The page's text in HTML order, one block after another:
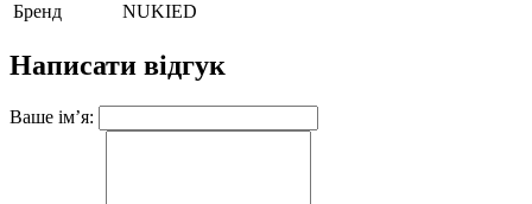
Бренд
NUKIED
Написати відгук
Ваше ім’я: